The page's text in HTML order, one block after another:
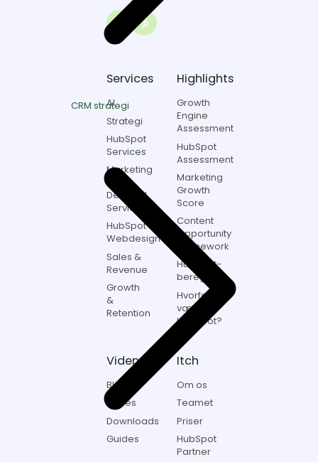
CRM strategi
Viby
J,
Danmark
Link
to
on
Services
AI
Strategi
HubSpot
Services
Marketing
&
Demand
Services
HubSpot
Webdesign
Sales &
Revenue
Growth
&
Retention
Highlights
Growth
Engine
Assessment
HubSpot
Assessment
Marketing
Growth
Score
Content
Opportunity
Framework
HubSpot-
beregner
Hvorfor
vælge
HubSpot?
Viden
Blogs
Cases
Downloads
Guides
Itch
Om os
Teamet
Priser
HubSpot
Partner